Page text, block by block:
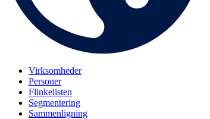
Virksomheder
Personer
Flinkelisten
Segmentering
Sammenligning